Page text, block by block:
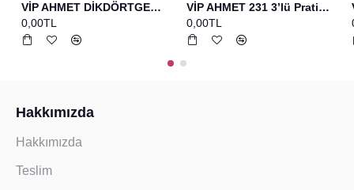
VİP AHMET DİKDÖRTGEN BASKILI TEPSİ SİYAH
0,00TL
VİP AHMET 231 3’lü Pratik Set Bakır Yumurta Fırcası+spatula+çırpıcı
0,00TL
Hakkımızda
Hakkımızda
Teslim